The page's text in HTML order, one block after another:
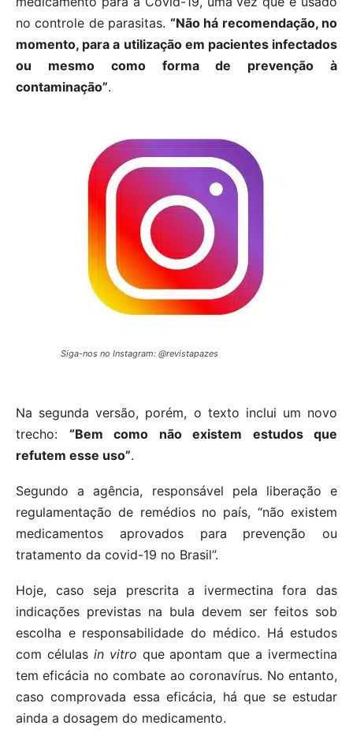
no controle de parasitas. “Não há recomendação, no
momento, para a utilização em pacientes infectados
ou mesmo como forma de prevenção à
contaminação”.
Siga-nos no Instagram: @revistapazes
Na segunda versão, porém, o texto inclui um novo
trecho: “Bem como não existem estudos que
refutem esse uso”.
Segundo a agência, responsável pela liberação e
regulamentação de remédios no país, “não existem
medicamentos aprovados para prevenção ou
tratamento da covid-19 no Brasil”.
Hoje, caso seja prescrita a ivermectina fora das
indicações previstas na bula devem ser feitos sob
escolha e responsabilidade do médico. Há estudos
com células in vitro que apontam que a ivermectina
tem eficácia no combate ao coronavírus. No entanto,
caso comprovada essa eficácia, há que se estudar
ainda a dosagem do medicamento.